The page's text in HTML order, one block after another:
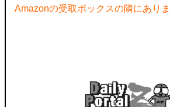
Amazonの受取ボックスの隣にありま